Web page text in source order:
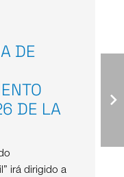
DE
DE LA
irá dirigido a